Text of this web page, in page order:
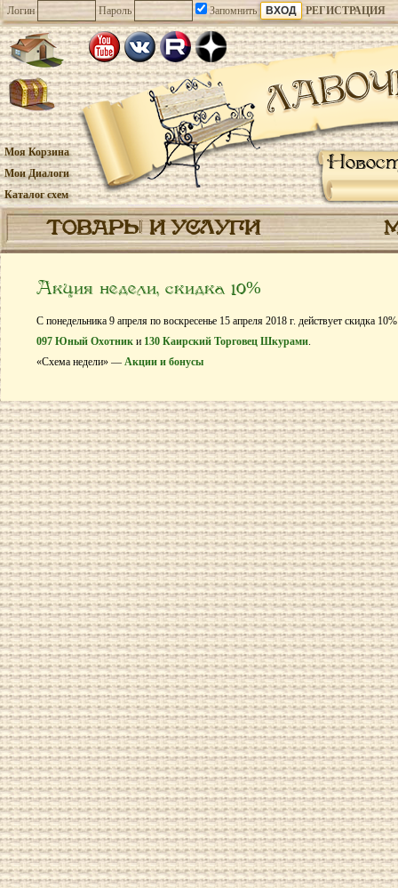
Логин Пароль Запомнить РЕГИСТРАЦИЯ
Моя Корзина
Мои Диалоги
Каталог схем
ТОВАРЫ И УСЛУГИ
Акция недели, скидка 10%
С понедельника 9 апреля по воскресенье 15 апреля 2018 г. действует скидка
097 Юный Охотник и 130 Каирский Торговец Шкурами.
«Схема недели» — Акции и бонусы